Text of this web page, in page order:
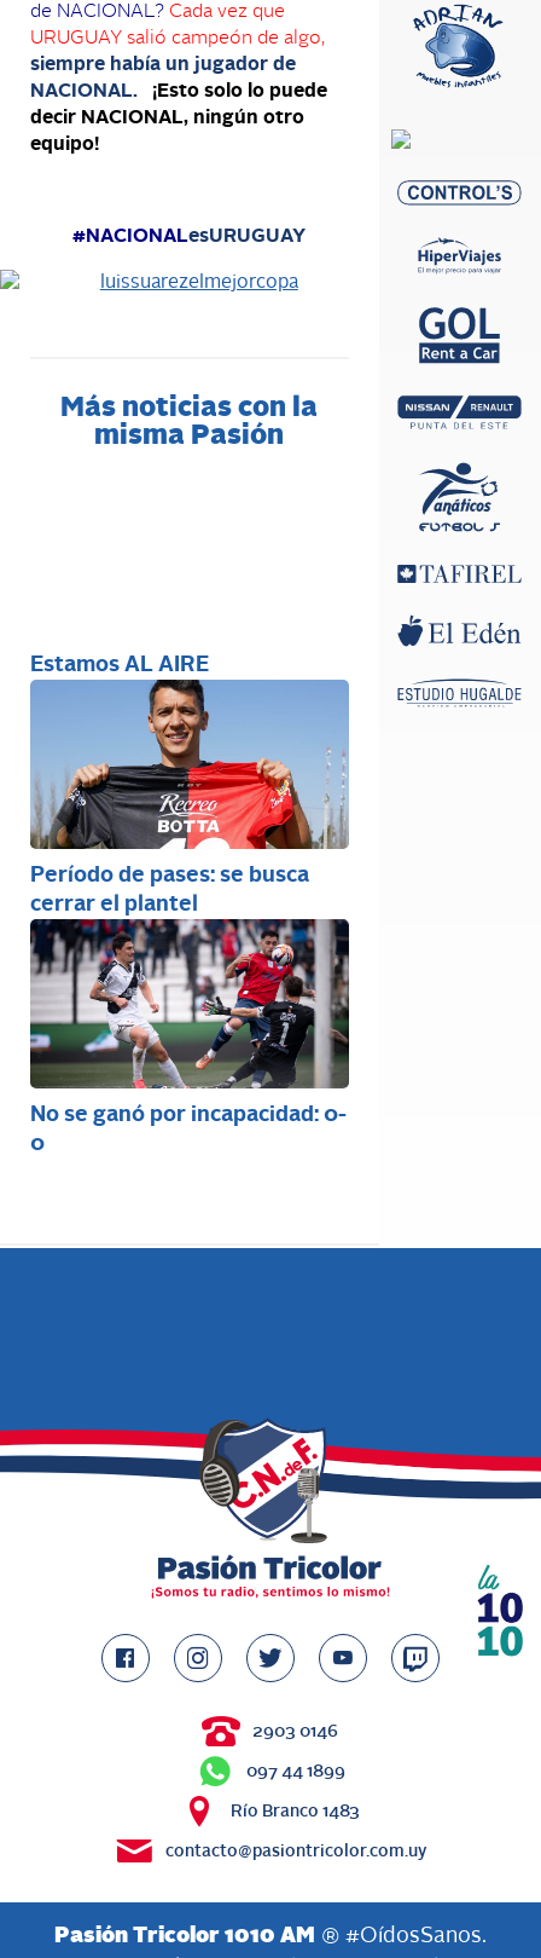
de NACIONAL? Cada vez que
URUGUAY salió campeón de algo,
siempre había un jugador de
NACIONAL.
¡Esto solo lo puede
decir NACIONAL, ningún otro
equipo!
‪#‎NACIONALesURUGUAY‬
Más noticias con la
misma Pasión
Estamos AL AIRE
Período de pases: se busca
cerrar el plantel
No se ganó por incapacidad: 0-
0
2903 0146
097 44 1899
Río Branco 1483
contacto@pasiontricolor.com.uy
Pasión Tricolor 1010 AM
® #OídosSanos.